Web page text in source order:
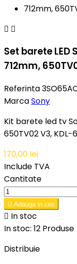
 
Set barete LED
712mm,
Referinta
MarcaSony
Kit barete led tv
650TV02 V3, KDL-
170,00 lei
Include TVA
Cantitate
 Adauga in cos
 In stoc
In stoc: 12 Produse
Distribuie